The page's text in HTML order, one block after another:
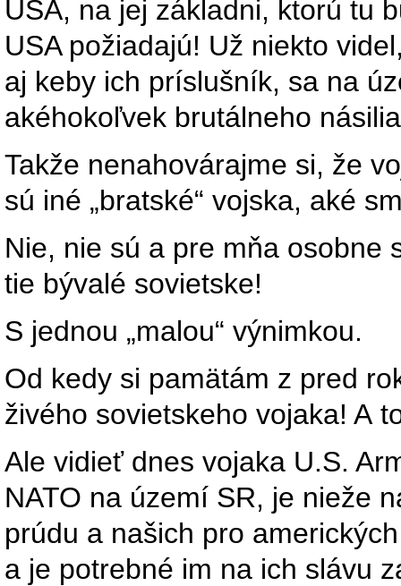
USA, na jej základni, ktorú tu
USA požiadajú! Už niekto
aj keby ich príslušník, sa na
akéhokoľvek brutálneho
Takže nenahovárajme si, že
sú iné „bratské“ vojska, aké
Nie, nie sú a pre mňa osobne
tie bývalé sovietske!
S jednou „malou“ výnimkou.
Od kedy si pamätám z pred
živého sovietskeho vojaka! A
Ale vidieť dnes vojaka U.S.
NATO na území SR, je nieže
prúdu a našich pro
a je potrebné im na ich slávu